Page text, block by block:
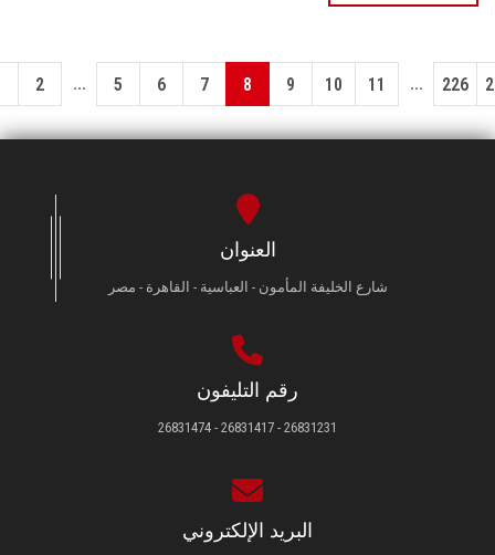
2 ... 5 6 7 8 9 10 11 ... 226
العنوان
شارع الخليفة المأمون - العباسية - القاهرة - مصر
رقم التليفون
26831231 - 26831417 - 26831474
البريد الإلكتروني